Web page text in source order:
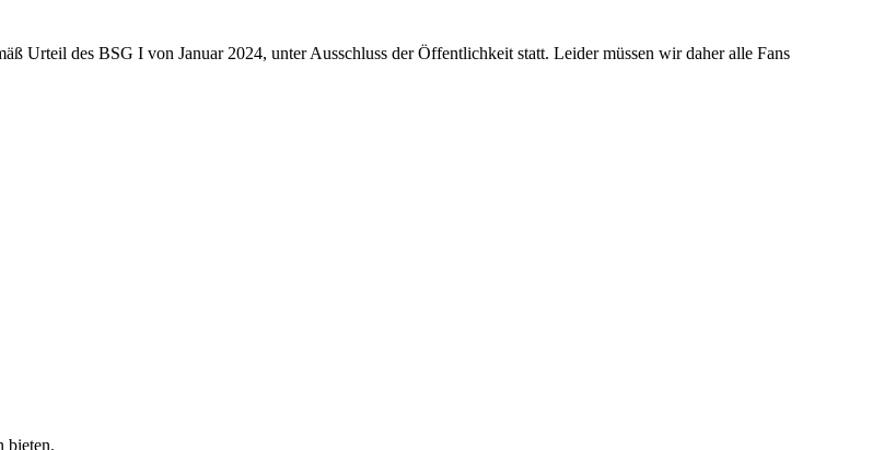
Urteil des BSG I von Januar 2024, unter Ausschluss der Öffentlichkeit statt. Leider müssen wir daher alle Fans
bieten.